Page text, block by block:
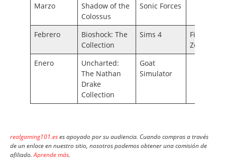
Marzo
Shadow of the
Colossus
Sonic Forces
Febrero
Bioshock: The
Collection
Sims 4
Firewall
Zero Hour
Enero
Uncharted:
The Nathan
Drake
Collection
Goat
Simulator
realgaming101.eses apoyado por su audiencia. Cuando compras a través
de un enlace en nuestro sitio, nosotros podemos obtener una comisión de
afiliado.Aprende más.